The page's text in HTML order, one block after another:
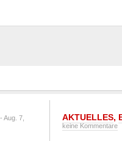
- Aug. 7,
AKTUELLES,
keine Kommentare